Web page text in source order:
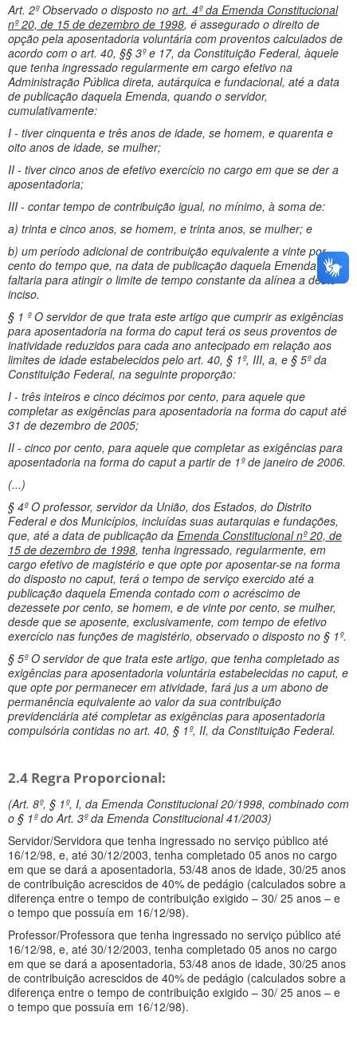
Art. 2º Observado o disposto no art. 4º da Emenda Constitucional
nº 20, de 15 de dezembro de 1998, é assegurado o direito de
opção pela aposentadoria voluntária com proventos calculados de
acordo com o art. 40, §§ 3º e 17, da Constituição Federal, àquele
que tenha ingressado regularmente em cargo efetivo na
Administração Pública direta, autárquica e fundacional, até a data
de publicação daquela Emenda, quando o servidor,
cumulativamente:
I - tiver cinquenta e três anos de idade, se homem, e quarenta e
oito anos de idade, se mulher;
II - tiver cinco anos de efetivo exercício no cargo em que se der a
aposentadoria;
III - contar tempo de contribuição igual, no mínimo, à soma de:
a) trinta e cinco anos, se homem, e trinta anos, se mulher; e
b) um período adicional de contribuição equivalente a vinte por
cento do tempo que, na data de publicação daquela Emenda,
faltaria para atingir o limite de tempo constante da alínea a deste
inciso.
§ 1 º O servidor de que trata este artigo que cumprir as exigências
para aposentadoria na forma do caput terá os seus proventos de
inatividade reduzidos para cada ano antecipado em relação aos
limites de idade estabelecidos pelo art. 40, § 1º, III, a, e § 5º da
Constituição Federal, na seguinte proporção:
I - três inteiros e cinco décimos por cento, para aquele que
completar as exigências para aposentadoria na forma do caput até
31 de dezembro de 2005;
II - cinco por cento, para aquele que completar as exigências para
aposentadoria na forma do caput a partir de 1º de janeiro de 2006.
(...)
§ 4º O professor, servidor da União, dos Estados, do Distrito
Federal e dos Municípios, incluídas suas autarquias e fundações,
que, até a data de publicação da Emenda Constitucional nº 20, de
15 de dezembro de 1998, tenha ingressado, regularmente, em
cargo efetivo de magistério e que opte por aposentar-se na forma
do disposto no caput, terá o tempo de serviço exercido até a
publicação daquela Emenda contado com o acréscimo de
dezessete por cento, se homem, e de vinte por cento, se mulher,
desde que se aposente, exclusivamente, com tempo de efetivo
exercício nas funções de magistério, observado o disposto no § 1º.
§ 5º O servidor de que trata este artigo, que tenha completado as
exigências para aposentadoria voluntária estabelecidas no caput, e
que opte por permanecer em atividade, fará jus a um abono de
permanência equivalente ao valor da sua contribuição
previdenciária até completar as exigências para aposentadoria
compulsória contidas no art. 40, § 1º, II, da Constituição Federal.
2.4 Regra Proporcional:
(Art. 8º, § 1º, I, da Emenda Constitucional 20/1998, combinado com
o § 1º do Art. 3º da Emenda Constitucional 41/2003)
Servidor/Servidora que tenha ingressado no serviço público até
16/12/98, e, até 30/12/2003, tenha completado 05 anos no cargo
em que se dará a aposentadoria, 53/48 anos de idade, 30/25 anos
de contribuição acrescidos de 40% de pedágio (calculados sobre a
diferença entre o tempo de contribuição exigido – 30/ 25 anos – e
o tempo que possuía em 16/12/98).
Professor/Professora que tenha ingressado no serviço público até
16/12/98, e, até 30/12/2003, tenha completado 05 anos no cargo
em que se dará a aposentadoria, 53/48 anos de idade, 30/25 anos
de contribuição acrescidos de 40% de pedágio (calculados sobre a
diferença entre o tempo de contribuição exigido – 30/ 25 anos – e
o tempo que possuía em 16/12/98).